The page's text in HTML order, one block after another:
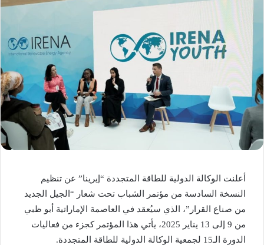
أعلنت الوكالة الدولية للطاقة المتجددة “إيرينا” عن تنظيم
النسخة السادسة من مؤتمر الشباب تحت شعار “الجيل الجديد
من صناع القرار”، الذي سيُعقد في العاصمة الإماراتية أبو ظبي
من 9 إلى 13 يناير 2025، يأتي هذا المؤتمر كجزء من فعاليات
الدورة الـ15 لجمعية الوكالة الدولية للطاقة المتجددة.